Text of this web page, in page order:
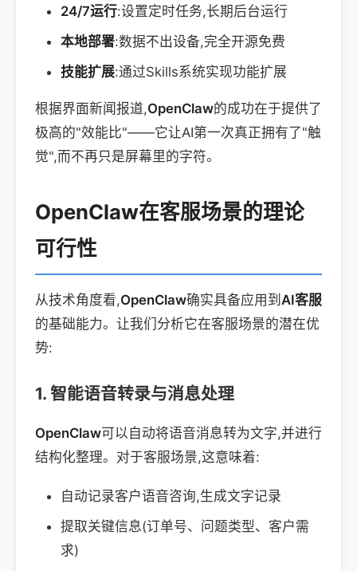
24/7运行:设置定时任务,长期后台运行
本地部署:数据不出设备,完全开源免费
技能扩展:通过Skills系统实现功能扩展
根据界面新闻报道,OpenClaw的成功在于提供了
极高的"效能比"——它让AI第一次真正拥有了"触
觉",而不再只是屏幕里的字符。
OpenClaw在客服场景的理论
可行性
从技术角度看,OpenClaw确实具备应用到 AI客服
的基础能力。让我们分析它在客服场景的潜在优
势:
1. 智能语音转录与消息处理
OpenClaw可以自动将语音消息转为文字,并进行
结构化整理。对于客服场景,这意味着:
自动记录客户语音咨询,生成文字记录
提取关键信息(订单号、问题类型、客户需
求)